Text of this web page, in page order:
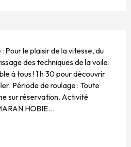
Pour le plaisir de la vitesse, du
des techniques de la voile.
à tous ! 1 h 30 pour découvrir
Période de roulage : Toute
sur réservation. Activité
HOBIE...